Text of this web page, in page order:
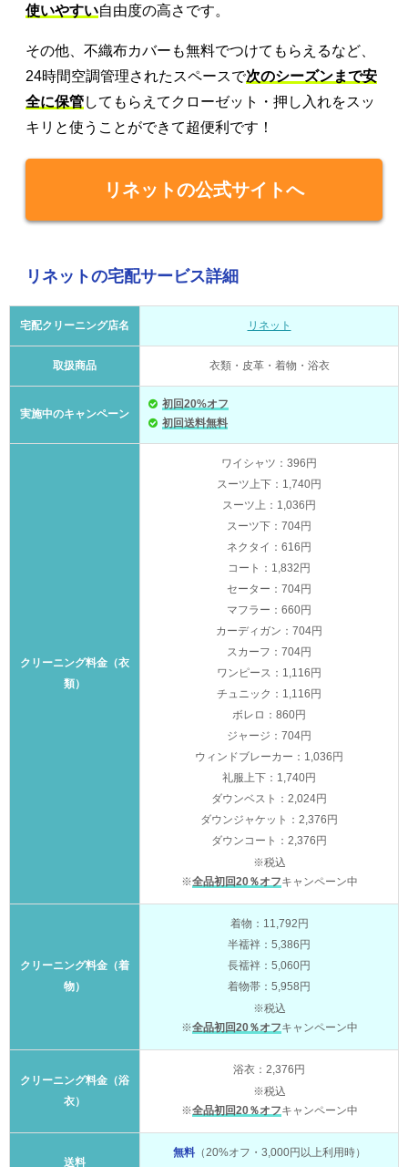
使いやすい自由度の高さです。
その他、不織布カバーも無料でつけてもらえるなど、
24時間空調管理されたスペースで次のシーズンまで安
全に保管してもらえてクローゼット・押し入れをスッ
キリと使うことができて超便利です！
リネットの公式サイトへ
リネットの宅配サービス詳細
宅配クリーニング店名 リネット
取扱商品 衣類・皮革・着物・浴衣
実施中のキャンペーン
初回20%オフ
初回送料無料
クリーニング料金（衣
類）
ワイシャツ：396円
スーツ上下：1,740円
スーツ上：1,036円
スーツ下：704円
ネクタイ：616円
コート：1,832円
セーター：704円
マフラー：660円
カーディガン：704円
スカーフ：704円
ワンピース：1,116円
チュニック：1,116円
ボレロ：860円
ジャージ：704円
ウィンドブレーカー：1,036円
礼服上下：1,740円
ダウンベスト：2,024円
ダウンジャケット：2,376円
ダウンコート：2,376円
※税込
※全品初回20％オフキャンペーン中
クリーニング料金（着
物）
着物：11,792円
半襦袢：5,386円
長襦袢：5,060円
着物帯：5,958円
※税込
※全品初回20％オフキャンペーン中
クリーニング料金（浴
衣）
浴衣：2,376円
※税込
※全品初回20％オフキャンペーン中
送料
無料（20%オフ・3,000円以上利用時）